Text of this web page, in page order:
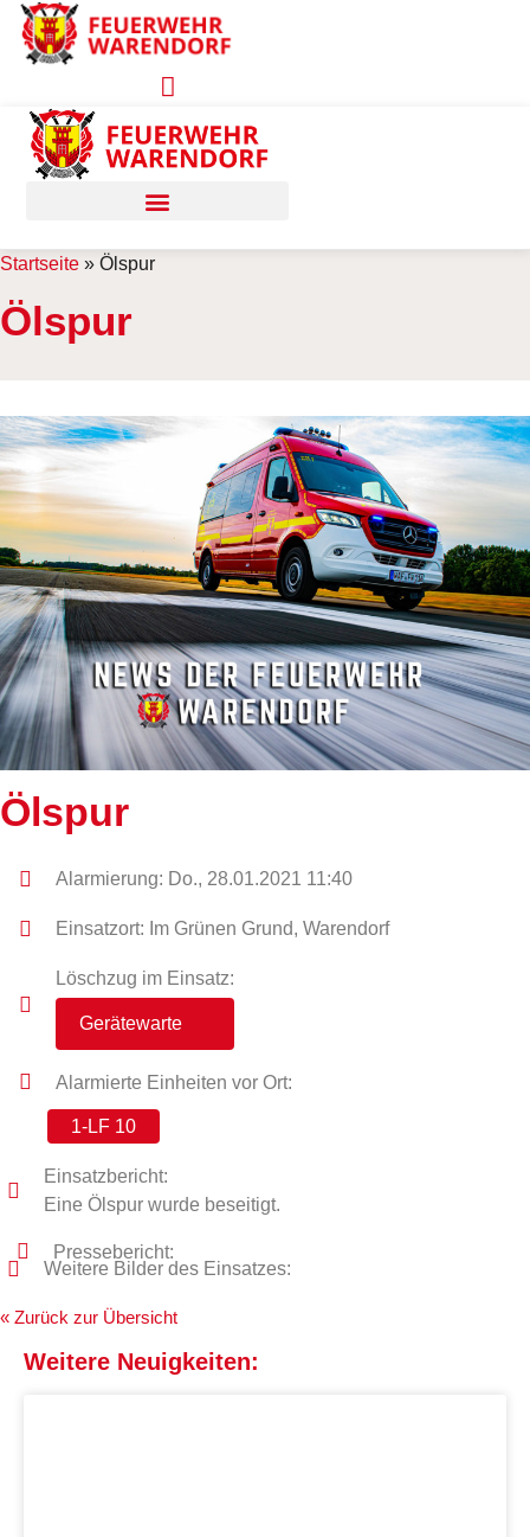
Zum
Inhalt
springen
Startseite » Ölspur
Ölspur
Ölspur
Alarmierung: Do., 28.01.2021 11:40
Einsatzort: Im Grünen Grund, Warendorf
Löschzug im Einsatz:
Gerätewarte
Alarmierte Einheiten vor Ort:
1-LF 10
Einsatzbericht:
Eine Ölspur wurde beseitigt.
Pressebericht:
Weitere Bilder des Einsatzes:
« Zurück zur Übersicht
Weitere Neuigkeiten: